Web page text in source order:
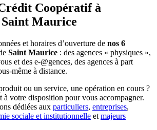
Coopératifà
Saint Maurice
et horaires d’ouverture de nos 6
Saint Maurice : des agences « physiques »,
et des e-@gences, des agences à part
même à distance.
ou un service, une opération en cours ?
à votre disposition pour vous accompagner.
dédiées aux particuliers, entreprises,
sociale et institutionnelle et majeurs